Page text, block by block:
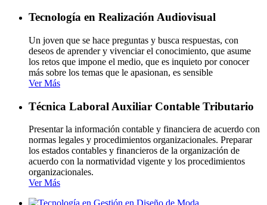
Tecnología en Realización Audiovisual
Un joven que se hace preguntas y busca respuestas, con
deseos de aprender y vivenciar el conocimiento, que asume
los retos que impone el medio, que es inquieto por conocer
más sobre los temas que le apasionan, es sensible
Ver Más
Técnica Laboral Auxiliar Contable Tributario
Presentar la información contable y financiera de acuerdo con
normas legales y procedimientos organizacionales. Preparar
los estados contables y financieros de la organización de
acuerdo con la normatividad vigente y los procedimientos
organizacionales.
Ver Más